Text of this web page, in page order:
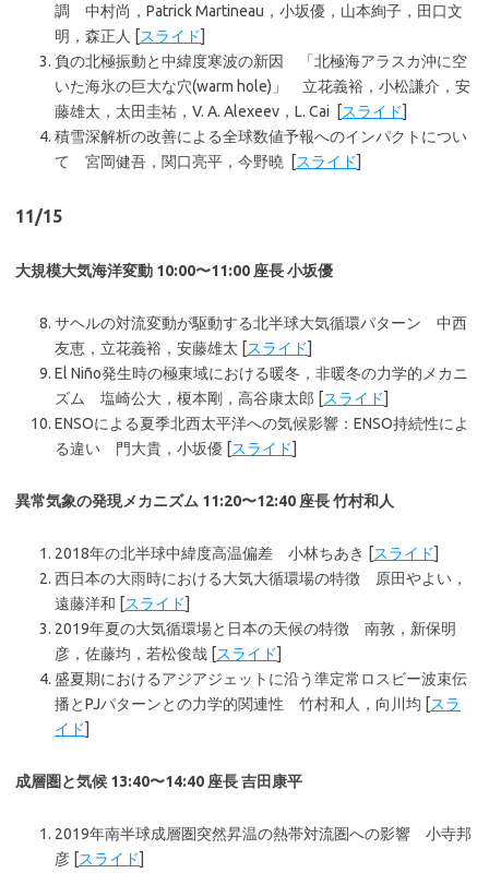
調 中村尚，Patrick Martineau，小坂優，山本絢子，田口文
明，森正人 [スライド]
負の北極振動と中緯度寒波の新因 「北極海アラスカ沖に空
いた海氷の巨大な穴(warm hole)」 立花義裕，小松謙介，安
藤雄太，太田圭祐，V. A. Alexeev，L. Cai [スライド]
積雪深解析の改善による全球数値予報へのインパクトについ
て 宮岡健吾，関口亮平，今野曉 [スライド]
11/15
大規模大気海洋変動 10:00〜11:00 座長 小坂優
サヘルの対流変動が駆動する北半球大気循環パターン 中西
友恵，立花義裕，安藤雄太 [スライド]
El Niño発生時の極東域における暖冬，非暖冬の力学的メカニ
ズム 塩崎公大，榎本剛，高谷康太郎 [スライド]
ENSOによる夏季北西太平洋への気候影響：ENSO持続性によ
る違い 門大貴，小坂優 [スライド]
異常気象の発現メカニズム 11:20〜12:40 座長 竹村和人
2018年の北半球中緯度高温偏差 小林ちあき [スライド]
西日本の大雨時における大気大循環場の特徴 原田やよい，
遠藤洋和 [スライド]
2019年夏の大気循環場と日本の天候の特徴 南敦，新保明
彦，佐藤均，若松俊哉 [スライド]
盛夏期におけるアジアジェットに沿う準定常ロスビー波束伝
播とPJパターンとの力学的関連性 竹村和人，向川均 [スラ
イド]
成層圏と気候 13:40〜14:40 座長 吉田康平
2019年南半球成層圏突然昇温の熱帯対流圏への影響 小寺邦
彦 [スライド]